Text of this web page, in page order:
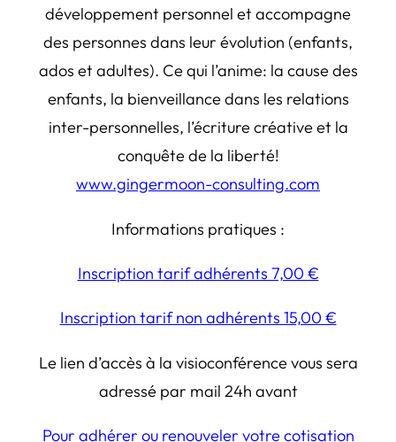
développement personnel et accompagne
des personnes dans leur évolution (enfants,
ados et adultes). Ce qui l’anime: la cause des
enfants, la bienveillance dans les relations
inter-personnelles, l’écriture créative et la
conquête de la liberté!
www.gingermoon-consulting.com
Informations pratiques :
Inscription tarif adhérents 7,00 €
Inscription tarif non adhérents 15,00 €
Le lien d’accès à la visioconférence vous sera
adressé par mail 24h avant
Pour adhérer ou renouveler votre cotisation